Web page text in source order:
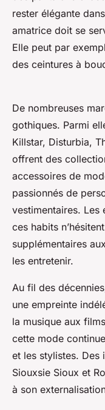
rester élégante
amatrice doit se
Elle peut par
des ceintures à
De nombreuses
gothiques. Parmi
Killstar, Disturbia,
offrent des
accessoires de
passionnés de
vestimentaires.
ces habits
supplémentaires
les entretenir.
Au fil des
une empreinte
la musique aux
cette mode
et les stylistes. Des
Siouxsie Sioux et
à son